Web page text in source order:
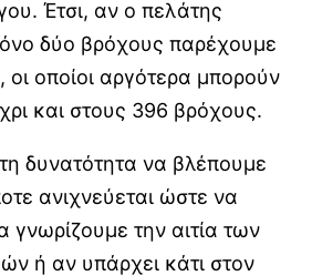
Έτσι, αν ο πελάτης
δύο βρόχους παρέχουμε
οι οποίοι αργότερα μπορούν
και στους 396 βρόχους.
δυνατότητα να βλέπουμε
ανιχνεύεται ώστε να
γνωρίζουμε την αιτία των
ή αν υπάρχει κάτι στον